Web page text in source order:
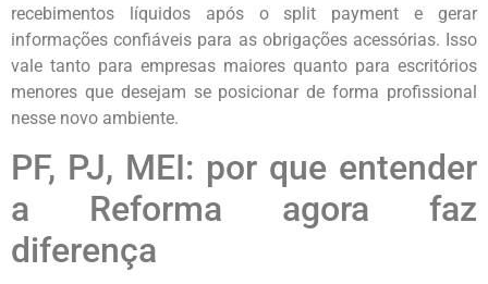
recebimentos líquidos após o split payment e gerar
informações confiáveis para as obrigações acessórias. Isso
vale tanto para empresas maiores quanto para escritórios
menores que desejam se posicionar de forma profissional
nesse novo ambiente.
PF, PJ, MEI: por que entender
a Reforma agora faz
diferença